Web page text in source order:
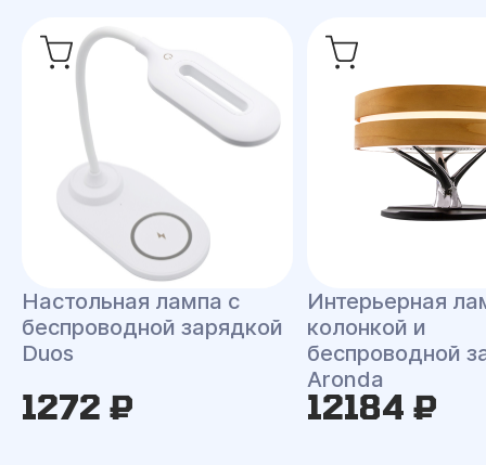
Настольная лампа с
беспроводной зарядкой
Duos
1272 ₽
Интерьерная
колонкой и
беспроводной
Aronda
12184 ₽